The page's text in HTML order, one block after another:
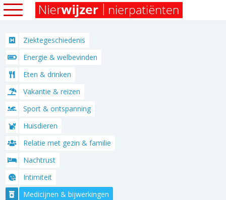
Ziektegeschiedenis
Energie & welbevinden
Eten & drinken
Vakantie & reizen
Sport & ontspanning
Huisdieren
Relatie met gezin & familie
Nachtrust
Intimiteit
Medicijnen & bijwerkingen